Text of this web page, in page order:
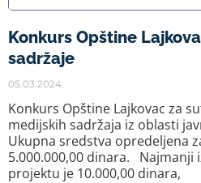
Konkurs Opštine
sadržaje
05.03.2024.
Konkurs Opštine Lajkovac za
medijskih sadržaja iz oblasti
Ukupna sredstva opredeljena
5.000.000,00 dinara. Najmanji
projektu je 10.000,00 dinara,